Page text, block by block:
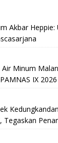
Akbar
Minum
IX 2026
Tegaskan